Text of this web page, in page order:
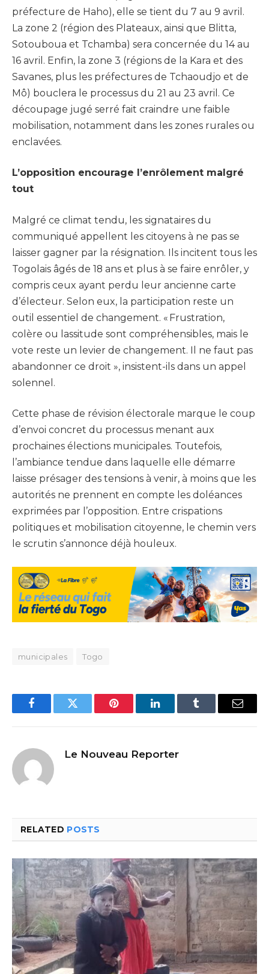
préfecture de Haho), elle se tient du 7 au 9 avril.
La zone 2 (région des Plateaux, ainsi que Blitta,
Sotouboua et Tchamba) sera concernée du 14 au
16 avril. Enfin, la zone 3 (régions de la Kara et des
Savanes, plus les préfectures de Tchaoudjo et de
Mô) bouclera le processus du 21 au 23 avril. Ce
découpage jugé serré fait craindre une faible
mobilisation, notamment dans les zones rurales ou
enclavées.
L’opposition encourage l’enrôlement malgré
tout
Malgré ce climat tendu, les signataires du
communiqué appellent les citoyens à ne pas se
laisser gagner par la résignation. Ils incitent tous les
Togolais âgés de 18 ans et plus à se faire enrôler, y
compris ceux ayant perdu leur ancienne carte
d’électeur. Selon eux, la participation reste un
outil essentiel de changement. « Frustration,
colère ou lassitude sont compréhensibles, mais le
vote reste un levier de changement. Il ne faut pas
abandonner ce droit », insistent-ils dans un appel
solennel.
Cette phase de révision électorale marque le coup
d’envoi concret du processus menant aux
prochaines élections municipales. Toutefois,
l’ambiance tendue dans laquelle elle démarre
laisse présager des tensions à venir, à moins que les
autorités ne prennent en compte les doléances
exprimées par l’opposition. Entre crispations
politiques et mobilisation citoyenne, le chemin vers
le scrutin s’annonce déjà houleux.
municipales Togo
FacebookTwitter Pinterest LinkedInTumblr Email
Le Nouveau Reporter
RELATED POSTS